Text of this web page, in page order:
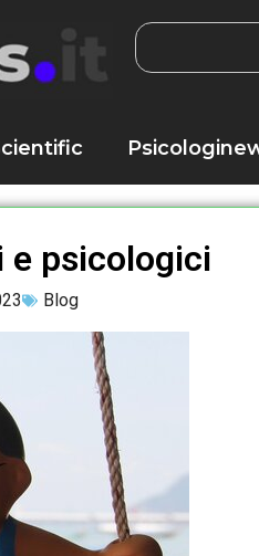
e psicologici
Blog